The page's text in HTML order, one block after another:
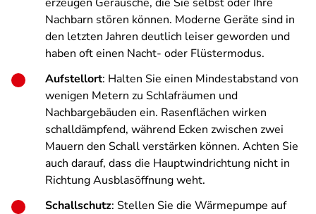
Nachbarn stören können. Moderne Geräte sind in
den letzten Jahren deutlich leiser geworden und
haben oft einen Nacht- oder Flüstermodus.
Aufstellort: Halten Sie einen Mindestabstand von
wenigen Metern zu Schlafräumen und
Nachbargebäuden ein. Rasenflächen wirken
schalldämpfend, während Ecken zwischen zwei
Mauern den Schall verstärken können. Achten Sie
auch darauf, dass die Hauptwindrichtung nicht in
Richtung Ausblasöffnung weht.
Schallschutz: Stellen Sie die Wärmepumpe auf